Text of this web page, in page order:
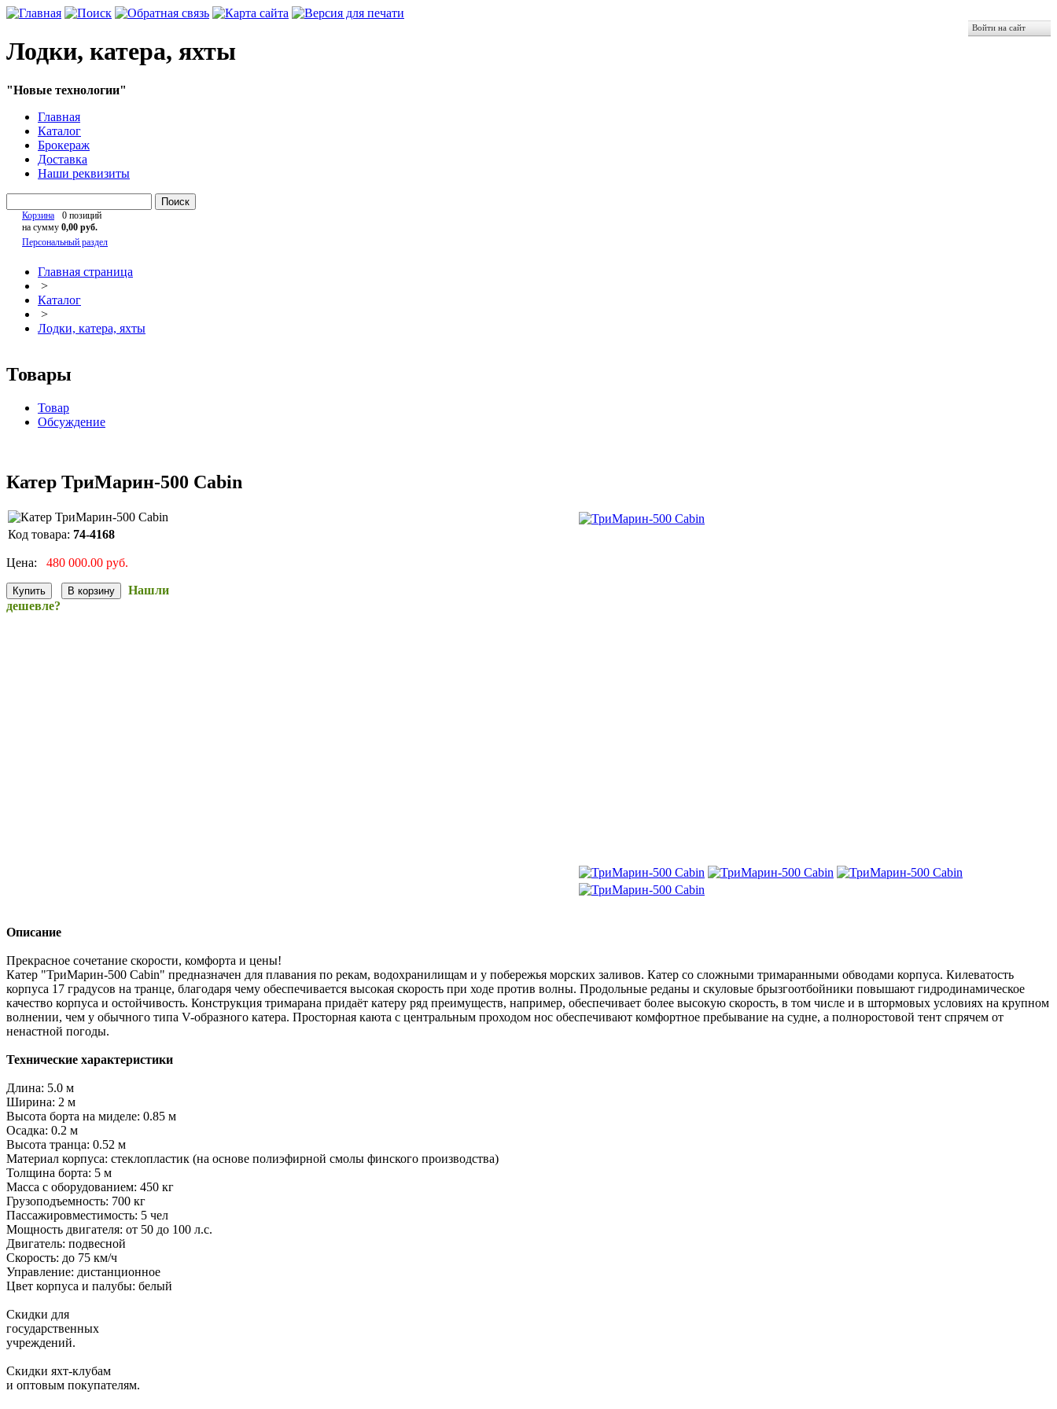
Войти на сайт
Лодки, катера, яхты
"Новые технологии"
Главная
Каталог
Брокераж
Доставка
Наши реквизиты
Поиск
Корзина
0 позиций
на сумму 0,00 руб.
Персональный раздел
Главная страница
>
Каталог
>
Лодки, катера, яхты
Товары
Товар
Обсуждение
Катер ТриМарин-500 Cabin
Код товара: 74-4168
Цена: 480 000.00 руб.
Нашли
дешевле?
Описание
Прекрасное сочетание скорости, комфорта и цены!
Катер "ТриМарин-500 Cabin" предназначен для плавания по рекам, водохранилищам и у побережья морских заливов. Катер со сложными тримаранными обводами корпуса. Килеватость
корпуса 17 градусов на транце, благодаря чему обеспечивается высокая скорость при ходе против волны. Продольные реданы и скуловые брызгоотбойники повышают гидродинамическое
качество корпуса и остойчивость. Конструкция тримарана придаёт катеру ряд преимуществ, например, обеспечивает более высокую скорость, в том числе и в штормовых условиях на крупном
волнении, чем у обычного типа V-образного катера. Просторная каюта с центральным проходом нос обеспечивают комфортное пребывание на судне, а полноростовой тент спрячем от
ненастной погоды.
Технические характеристики
Длина: 5.0 м
Ширина: 2 м
Высота борта на миделе: 0.85 м
Осадка: 0.2 м
Высота транца: 0.52 м
Материал корпуса: стеклопластик (на основе полиэфирной смолы финского производства)
Толщина борта: 5 м
Масса с оборудованием: 450 кг
Грузоподъемность: 700 кг
Пассажировместимость: 5 чел
Мощность двигателя: от 50 до 100 л.с.
Двигатель: подвесной
Скорость: до 75 км/ч
Управление: дистанционное
Цвет корпуса и палубы: белый
Скидки для
государственных
учреждений.
Скидки яхт-клубам
и оптовым покупателям.